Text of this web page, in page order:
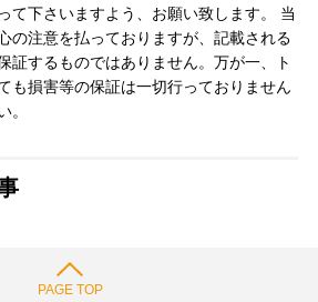
て下さいますよう、お願い致します。 当
の注意を払っておりますが、記載される
証するものではありません。万が一、ト
も損害等の保証は一切行っておりません
。
PAGE TOP